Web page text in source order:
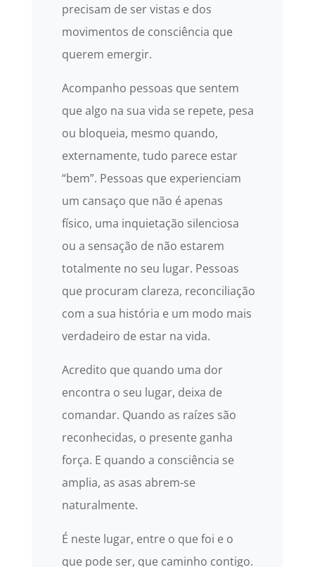
precisam de ser vistas e dos
movimentos de consciência que
querem emergir.
Acompanho pessoas que sentem
que algo na sua vida se repete, pesa
ou bloqueia, mesmo quando,
externamente, tudo parece estar
“bem”. Pessoas que experienciam
um cansaço que não é apenas
físico, uma inquietação silenciosa
ou a sensação de não estarem
totalmente no seu lugar. Pessoas
que procuram clareza, reconciliação
com a sua história e um modo mais
verdadeiro de estar na vida.
Acredito que quando uma dor
encontra o seu lugar, deixa de
comandar. Quando as raízes são
reconhecidas, o presente ganha
força. E quando a consciência se
amplia, as asas abrem-se
naturalmente.
É neste lugar, entre o que foi e o
que pode ser, que caminho contigo.